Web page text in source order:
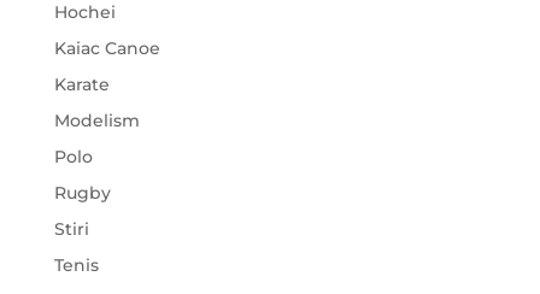
Hochei
Kaiac Canoe
Karate
Modelism
Polo
Rugby
Stiri
Tenis